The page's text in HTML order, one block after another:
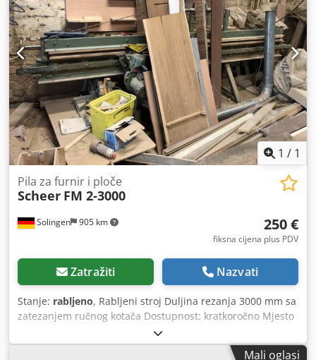
1 / 1
Solingen 905 km
Pila za furnir i ploče
Scheer FM 2-3000
250 €
fiksna cijena plus PDV
Zatražiti Nazvati
Stanje: rabljeno, Rabljeni stroj Duljina rezanja 3000 mm sa
zatezanjem ručnog kotača Dostupnost: kratkoročno Mjesto
skladištenja: Solingen Dkodpfx Aszk Nvaonzer
Mali oglasi